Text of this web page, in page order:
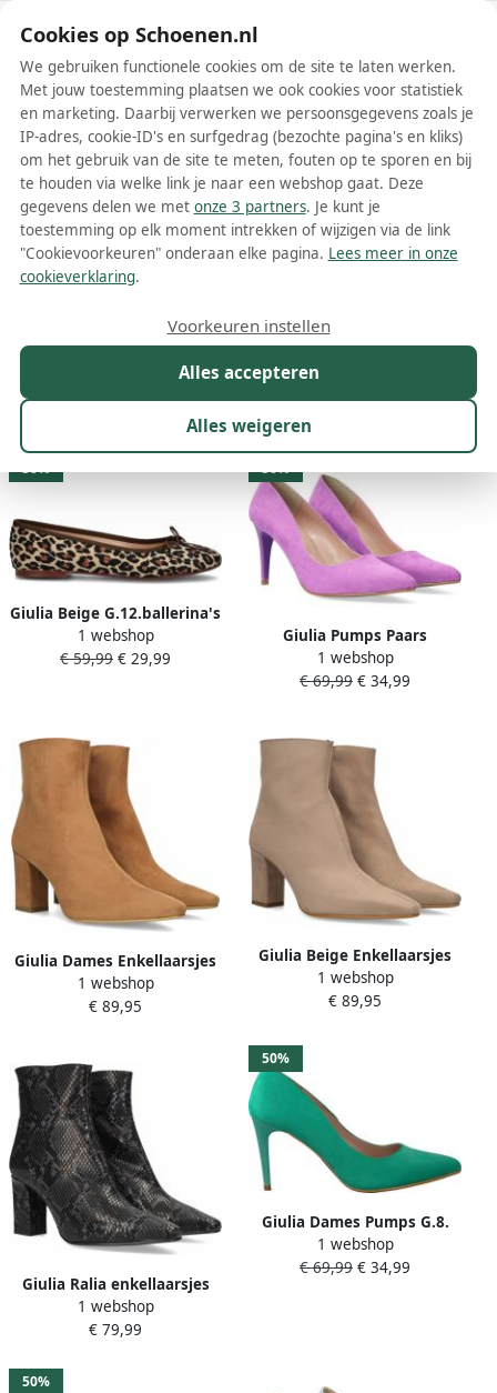
Schoenen.nl
Wis filters Alle filters
Giulia schoenen
Meer lezen
Kleur Prijs
10 resultaten:
50%
Giulia Beige G.12.ballerina's
1 webshop
€ 59,99 € 29,99
50%
Giulia Pumps Paars
ImitatiesuÃ¨de 140366
Dames Imitatiesuède
1 webshop
€ 69,99 € 34,99
Giulia Dames Enkellaarsjes
Ralia Cognac
1 webshop
€ 89,95
Giulia Beige Enkellaarsjes
Ralia
1 webshop
€ 89,95
Giulia Ralia enkellaarsjes
slangenprint
1 webshop
€ 79,99
50%
Giulia Dames Pumps G.8.
Groen
1 webshop
€ 69,99 € 34,99
50%
Cookies op Schoenen.nl
We gebruiken functionele cookies om de site te laten werken.
Met jouw toestemming plaatsen we ook cookies voor statistiek
en marketing. Daarbij verwerken we persoonsgegevens zoals je
IP-adres, cookie-ID's en surfgedrag (bezochte pagina's en kliks)
om het gebruik van de site te meten, fouten op te sporen en bij
te houden via welke link je naar een webshop gaat. Deze
gegevens delen we met onze 3 partners. Je kunt je
toestemming op elk moment intrekken of wijzigen via de link
"Cookievoorkeuren" onderaan elke pagina. Lees meer in onze
cookieverklaring.
Alles accepteren
Alles weigeren
Voorkeuren instellen